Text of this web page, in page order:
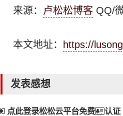
来源： 卢松松博客 QQ/
本文地址： https://
发表感想
点此登录松松云平台免费 认证